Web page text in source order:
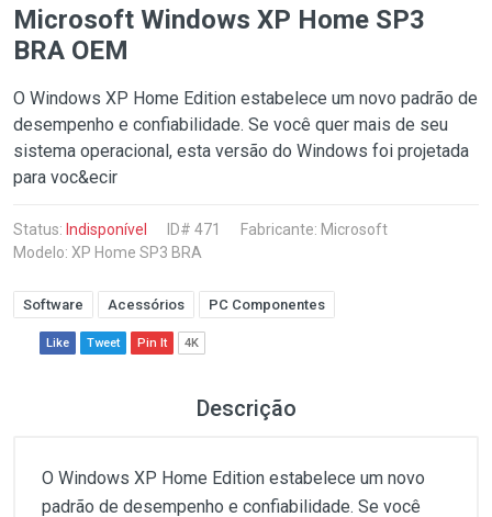
Microsoft Windows XP Home SP3
BRA OEM
O Windows XP Home Edition estabelece um novo padrão de
desempenho e confiabilidade. Se você quer mais de seu
sistema operacional, esta versão do Windows foi projetada
para voc&ecir
Status: Indisponível ID# 471 Fabricante: Microsoft
Modelo: XP Home SP3 BRA
Software Acessórios PC Componentes
Like Tweet Pin It 4K
Descrição
O Windows XP Home Edition estabelece um novo
padrão de desempenho e confiabilidade. Se você